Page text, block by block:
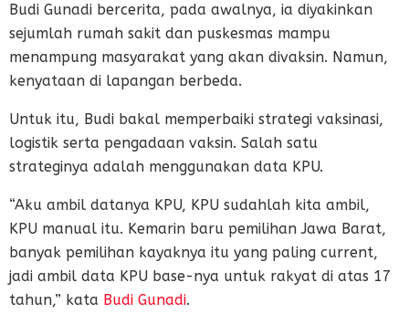
Budi Gunadi bercerita, pada awalnya, ia diyakinkan
sejumlah rumah sakit dan puskesmas mampu
menampung masyarakat yang akan divaksin. Namun,
kenyataan di lapangan berbeda.
Untuk itu, Budi bakal memperbaiki strategi vaksinasi,
logistik serta pengadaan vaksin. Salah satu
strateginya adalah menggunakan data KPU.
“Aku ambil datanya KPU, KPU sudahlah kita ambil,
KPU manual itu. Kemarin baru pemilihan Jawa Barat,
banyak pemilihan kayaknya itu yang paling current,
jadi ambil data KPU base-nya untuk rakyat di atas 17
tahun,” kata Budi Gunadi.